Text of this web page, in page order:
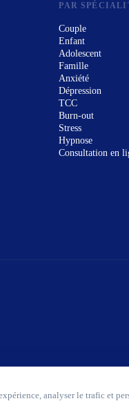
analyser le trafic et
PAR
Couple
Enfant
Adolescent
Famille
Anxiété
Dépression
TCC
Burn-out
Stress
Hypnose
Consultation en